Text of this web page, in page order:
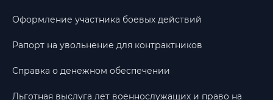
Оформление участника боевых действий
Рапорт на увольнение для контрактников
Справка о денежном обеспечении
Льготная выслуга лет военнослужащих и право на